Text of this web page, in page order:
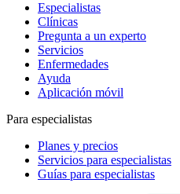
Especialistas
Clínicas
Pregunta a un experto
Servicios
Enfermedades
Ayuda
Aplicación móvil
Para especialistas
Planes y precios
Servicios para especialistas
Guías para especialistas